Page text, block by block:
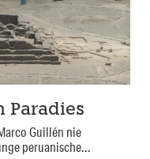
Paradies
Guillén nie
peruanische...